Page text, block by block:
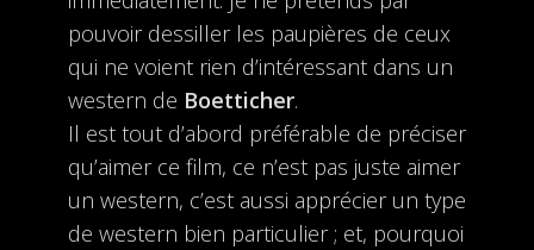
pouvoir dessiller les paupières de ceux
qui ne voient rien d’intéressant dans un
western de Boetticher.
Il est tout d’abord préférable de préciser
qu’aimer ce film, ce n’est pas juste aimer
un western, c’est aussi apprécier un type
de western bien particulier ; et, pourquoi